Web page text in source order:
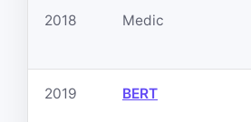
2018 Medic
2019 BERT